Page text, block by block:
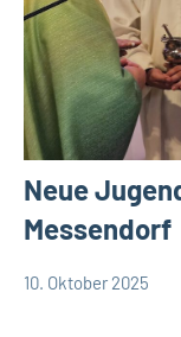
Neue
Messendorf
10. Oktober 2025